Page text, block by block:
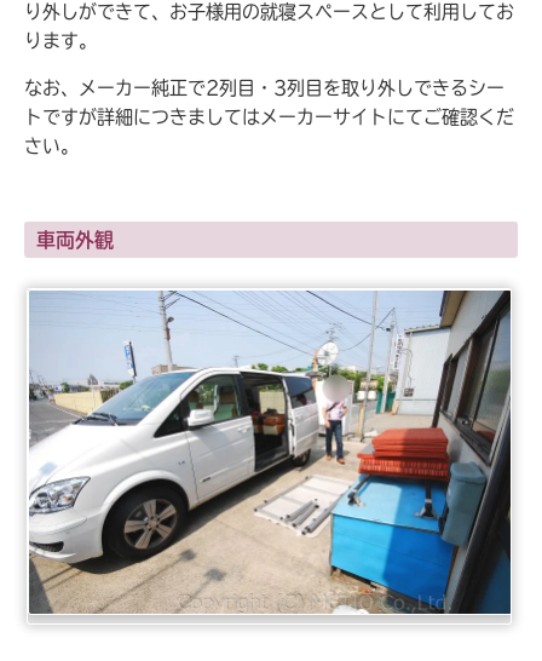
り外しができて、お子様用の就寝スペースとして利用してお
ります。
なお、メーカー純正で2列目・3列目を取り外しできるシー
トですが詳細につきましてはメーカーサイトにてご確認くだ
さい。
車両外観